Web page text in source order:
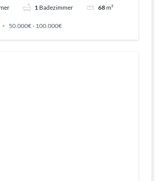
1 Badezimmer 68m²
50.000€ - 100.000€